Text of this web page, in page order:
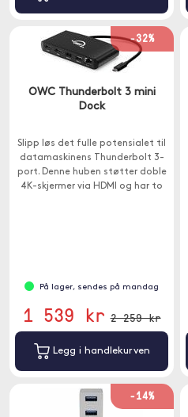
-32%
OWC Thunderbolt 3 mini
Dock
Slipp løs det fulle potensialet til
datamaskinens Thunderbolt 3-
port. Denne huben støtter doble
4K-skjermer via HDMI og har to
På lager, sendes på mandag
1 539 kr 2 259 kr
Legg i handlekurven
-14%